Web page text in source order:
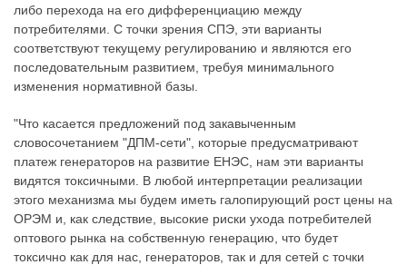
либо перехода на его дифференциацию между
потребителями. С точки зрения СПЭ, эти варианты
соответствуют текущему регулированию и являются его
последовательным развитием, требуя минимального
изменения нормативной базы.
"Что касается предложений под закавыченным
словосочетанием "ДПМ-сети", которые предусматривают
платеж генераторов на развитие ЕНЭС, нам эти варианты
видятся токсичными. В любой интерпретации реализации
этого механизма мы будем иметь галопирующий рост цены на
ОРЭМ и, как следствие, высокие риски ухода потребителей
оптового рынка на собственную генерацию, что будет
токсично как для нас, генераторов, так и для сетей с точки